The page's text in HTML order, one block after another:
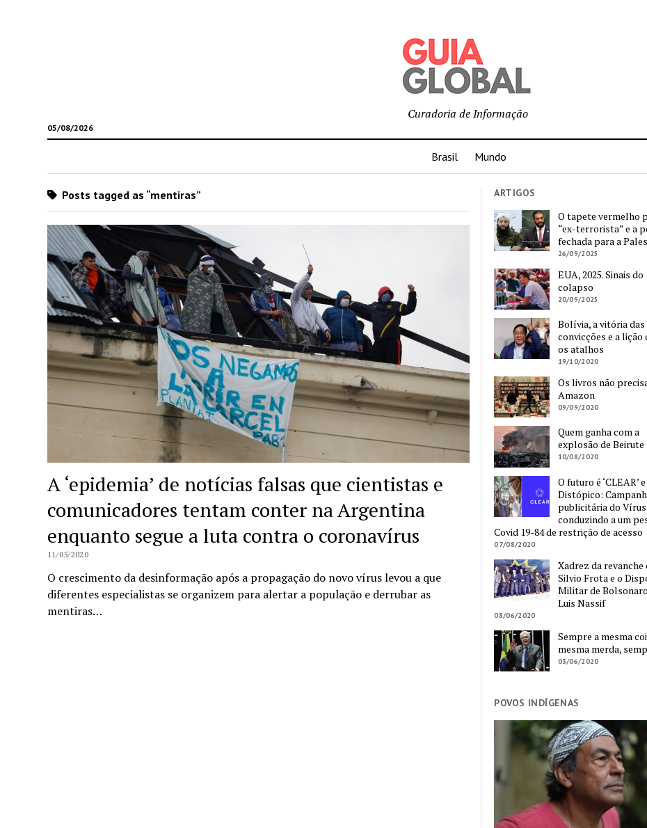
05/08/2026
Curadoria de Informação
Brasil Mundo
Posts tagged as “mentiras”
A ‘epidemia’ de notícias falsas que cientistas e
comunicadores tentam conter na Argentina
enquanto segue a luta contra o coronavírus
11/05/2020
O crescimento da desinformação após a propagação do novo vírus levou a que
diferentes especialistas se organizem para alertar a população e derrubar as
mentiras…
ARTIGOS
O tapete vermelho
“ex-terrorista” e a
fechada para a
26/09/2025
EUA, 2025. Sinais do
colapso
20/09/2025
Bolívia, a vitória das
convicções e a lição
os atalhos
19/10/2020
Os livros não
Amazon
09/09/2020
Quem ganha com a
explosão de Beirute
10/08/2020
O futuro é ‘CLEAR’ e
Distópico:
publicitária do Vírus
conduzindo a um
Covid 19-84 de restrição de acesso
07/08/2020
Xadrez da revanche
Silvio Frota e o
Militar de
Luis Nassif
08/06/2020
Sempre a mesma
mesma merda,
03/06/2020
POVOS INDÍGENAS